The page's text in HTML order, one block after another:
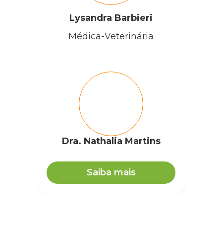
Lysandra Barbieri
Médica-Veterinária
Dra. Nathalia Martins
Saiba mais